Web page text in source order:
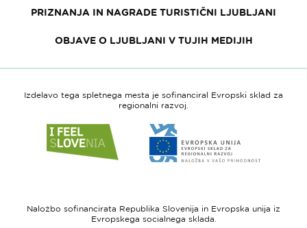
PRIZNANJA IN NAGRADE TURISTIČNI LJUBLJANI
OBJAVE O LJUBLJANI V TUJIH MEDIJIH
Izdelavo tega spletnega mesta je sofinanciral Evropski sklad za
regionalni razvoj.
do
spletne
Slovenia
do
spletne
-
Naložbo sofinancirata Republika Slovenija in Evropska unija iz
Evropskega socialnega sklada.